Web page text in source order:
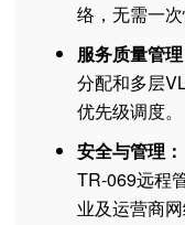
络，无需一次
服务质量管
分配和多层
优先级调度。
安全与管理：
TR-069远程
业及运营商网